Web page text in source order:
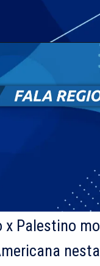
x Palestino
x Palestino